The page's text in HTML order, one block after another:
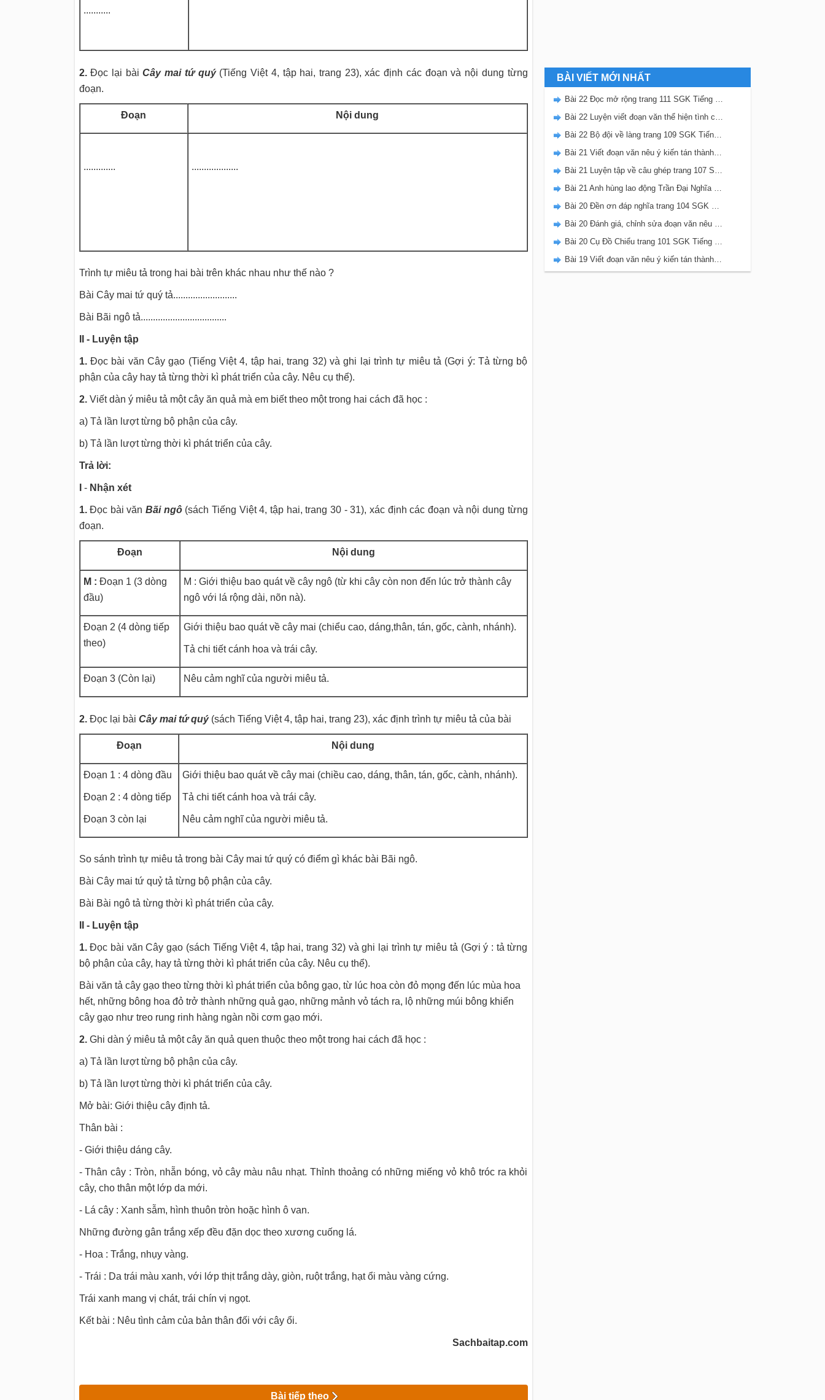
...........
2.Đọc lại bàiCây mai tứ quý(Tiếng Việt 4, tập hai, trang 23), xác định các đoạn và nội dung từng
đoạn.
Đoạn Nội dung
............. ...................
Trình tự miêu tả trong hai bài trên khác nhau như thế nào ?
Bài Cây mai tứ quý tả..........................
Bài Bãi ngô tả...................................
II - Luyện tập
1.Đọc bài văn Cây gạo (Tiếng Việt 4, tập hai, trang 32) và ghi lại trình tự miêu tả (Gợi ý: Tả từng bộ
phận của cây hay tả từng thời kì phát triển của cây. Nêu cụ thể).
2.Viết dàn ý miêu tả một cây ăn quả mà em biết theo một trong hai cách đã học :
a) Tả lần lượt từng bộ phận của cây.
b) Tả lần lượt từng thời kì phát triển của cây.
Trả lời:
-Nhận xét
1.Đọc bài văn Bãi ngô(sách Tiếng Việt 4, tập hai, trang 30 - 31), xác định các đoạn và nội dung từng
đoạn.
Đoạn Nội dung
M : Đoạn 1 (3 dòng
đầu)
M : Giới thiệu bao quát về cây ngô (từ khi cây còn non đến lúc trở thành cây
ngô với lá rộng dài, nõn nà).
Đoạn 2 (4 dòng tiếp
theo)
Giới thiệu bao quát về cây mai (chiểu cao, dáng,thân, tán, gốc, cành, nhánh).
Tả chi tiết cánh hoa và trái cây.
Đoạn 3 (Còn lại) Nêu cảm nghĩ của người miêu tả.
2.Đọc lại bài Cây mai tứ quý(sách Tiếng Việt 4, tập hai, trang 23), xác định trình tự miêu tả của bài
Đoạn Nội dung
Đoạn 1 : 4 dòng đầu
Đoạn 2 : 4 dòng tiếp
Đoạn 3 còn lại
Giới thiệu bao quát về cây mai (chiều cao, dáng, thân, tán, gốc, cành, nhánh).
Tả chi tiết cánh hoa và trái cây.
Nêu cảm nghĩ của người miêu tả.
So sánh trình tự miêu tả trong bài Cây mai tứ quý có điểm gì khác bài Bãi ngô.
Bài Cây mai tứ quỷ tả từng bộ phận của cây.
Bài Bài ngô tả từng thời kì phát triển của cây.
II - Luyện tập
1.Đọc bài văn Cây gạo (sách Tiếng Việt 4, tập hai, trang 32) và ghi lại trình tự miêu tả (Gợi ý : tả từng
bộ phận của cây, hay tả từng thời kì phát triển của cây. Nêu cụ thể).
Bài văn tả cây gạo theo từng thời kì phát triển của bông gạo, từ lúc hoa còn đỏ mọng đến lúc mùa hoa
hết, những bông hoa đỏ trở thành những quả gạo, những mảnh vỏ tách ra, lộ những múi bông khiển
cây gạo như treo rung rinh hàng ngàn nồi cơm gạo mới.
2.Ghi dàn ý miêu tả một cây ăn quả quen thuộc theo một trong hai cách đã học :
a) Tả lần lượt từng bộ phận của cây.
b) Tả lần lượt từng thời kì phát triển của cây.
Mở bài: Giới thiệu cây định tả.
Thân bài :
- Giới thiệu dáng cây.
- Thân cây : Tròn, nhẵn bóng, vỏ cây màu nâu nhạt. Thỉnh thoảng có những miếng vỏ khô tróc ra khỏi
cây, cho thân một lớp da mới.
- Lá cây : Xanh sẫm, hình thuôn tròn hoặc hình ô van.
Những đường gân trắng xếp đều đặn dọc theo xương cuống lá.
- Hoa : Trắng, nhụy vàng.
- Trái : Da trái màu xanh, với lớp thịt trắng dày, giòn, ruột trắng, hạt ổi màu vàng cứng.
Trái xanh mang vị chát, trái chín vị ngọt.
Kết bài : Nêu tình cảm của bản thân đối với cây ổi.
Sachbaitap.com
Bài tiếp theo
BÀI VIẾT MỚI NHẤT
Bài 22 Đọc mở rộng trang 111 SGK Tiếng Việt 5 Kết nối tri thức tập 2
Bài 22 Luyện viết đoạn văn thể hiện tình cảm, cảm xúc về một sự việc trang 111 SGK Tiếng Việt 5 Kết nối tri thức tập 2
Bài 22 Bộ đội về làng trang 109 SGK Tiếng Việt 5 Kết nối tri thức tập 2
Bài 21 Viết đoạn văn nêu ý kiến tán thành một sự việc, hiện tượng (Bài viết số 2) trang 108 SGK Tiếng Việt 5 Kết nối tri thức tập 2
Bài 21 Luyện tập về câu ghép trang 107 SGK Tiếng Việt 5 Kết nối tri thức tập 2
Bài 21 Anh hùng lao động Trần Đại Nghĩa trang 106 SGK Tiếng Việt 5 Kết nối tri thức tập 2
Bài 20 Đền ơn đáp nghĩa trang 104 SGK Tiếng Việt 5 Kết nối tri thức tập 2
Bài 20 Đánh giá, chỉnh sửa đoạn văn nêu ý kiến tán thành một sự vật, hiện tượng trang 103 SGK Tiếng Việt 5 Kết nối tri thức tập 2
Bài 20 Cụ Đồ Chiểu trang 101 SGK Tiếng Việt 5 Kết nối tri thức tập 2
Bài 19 Viết đoạn văn nêu ý kiến tán thành một sự việc, hiện tượng (Bài viết số 1) trang 100 SGK Tiếng Việt 5 Kết nối tri thức tập 2